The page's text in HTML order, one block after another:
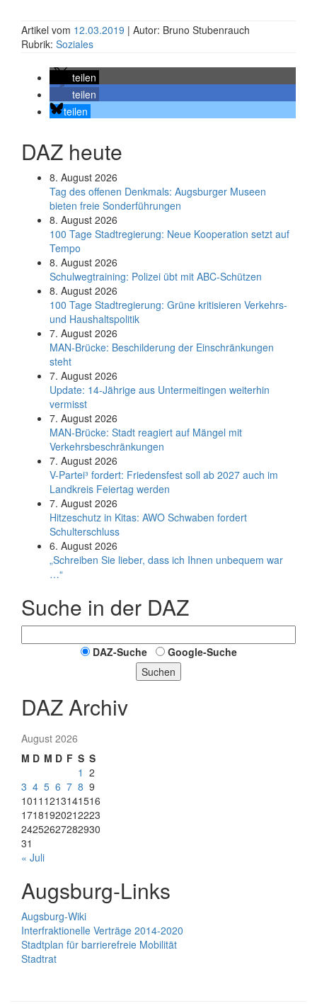
Artikel vom 12.03.2019 | Autor: Bruno Stubenrauch
Rubrik: Soziales
teilen
teilen
teilen
DAZ heute
8. August 2026
Tag des offenen Denkmals: Augsburger Museen
bieten freie Sonderführungen
8. August 2026
100 Tage Stadtregierung: Neue Kooperation setzt auf
Tempo
8. August 2026
Schul­weg­trai­ning: Poli­zei übt mit ABC-Schüt­zen
8. August 2026
100 Tage Stadtregierung: Grüne kritisieren Verkehrs-
und Haushaltspolitik
7. August 2026
MAN-Brücke: Beschilderung der Einschränkungen
steht
7. August 2026
Update: 14-Jährige aus Untermeitingen weiterhin
vermisst
7. August 2026
MAN-Brücke: Stadt reagiert auf Mängel mit
Verkehrsbeschränkungen
7. August 2026
V-Partei­³ fordert: Friedens­fest soll ab 2027 auch im
Land­kreis Feier­tag werden
7. August 2026
Hitzeschutz in Kitas: AWO Schwaben fordert
Schulterschluss
6. August 2026
„Schreiben Sie lieber, dass ich Ihnen unbequem war
…“
Suche in der DAZ
DAZ-Suche
Google-Suche
Suchen
DAZ Archiv
August 2026
M D M D F S S
1 2
3 4 5 6 7 8 9
1011 1213141516
17181920212223
24252627282930
31
« Juli
Augsburg-Links
Augsburg-Wiki
Interfraktionelle Verträge 2014-2020
Stadtplan für barrierefreie Mobilität
Stadtrat